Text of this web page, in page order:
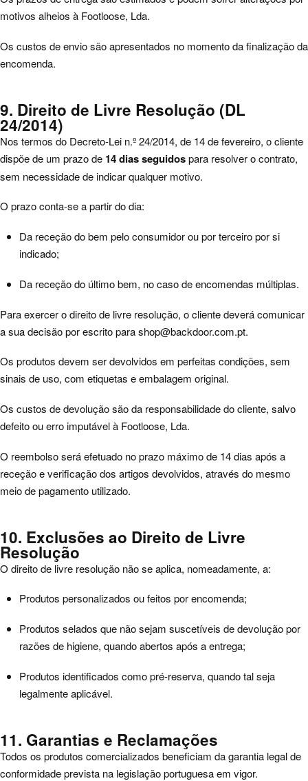
motivos alheios à Footloose, Lda.
Os custos de envio são apresentados no momento da finalização da
encomenda.
9. Direito de Livre Resolução (DL
24/2014)
Nos termos do Decreto-Lei n.º 24/2014, de 14 de fevereiro, o cliente
dispõe de um prazo de 14 dias seguidospara resolver o contrato,
sem necessidade de indicar qualquer motivo.
O prazo conta-se a partir do dia:
Da receção do bem pelo consumidor ou por terceiro por si
indicado;
Da receção do último bem, no caso de encomendas múltiplas.
Para exercer o direito de livre resolução, o cliente deverá comunicar
a sua decisão por escrito parashop@backdoor.com.pt.
Os produtos devem ser devolvidos em perfeitas condições, sem
sinais de uso, com etiquetas e embalagem original.
Os custos de devolução são da responsabilidade do cliente, salvo
defeito ou erro imputável à Footloose, Lda.
O reembolso será efetuado no prazo máximo de 14 dias após a
receção e verificação dos artigos devolvidos, através do mesmo
meio de pagamento utilizado.
10. Exclusões ao Direito de Livre
Resolução
O direito de livre resolução não se aplica, nomeadamente, a:
Produtos personalizados ou feitos por encomenda;
Produtos selados que não sejam suscetíveis de devolução por
razões de higiene, quando abertos após a entrega;
Produtos identificados como pré-reserva, quando tal seja
legalmente aplicável.
11. Garantias e Reclamações
Todos os produtos comercializados beneficiam da garantia legal de
conformidade prevista na legislação portuguesa em vigor.